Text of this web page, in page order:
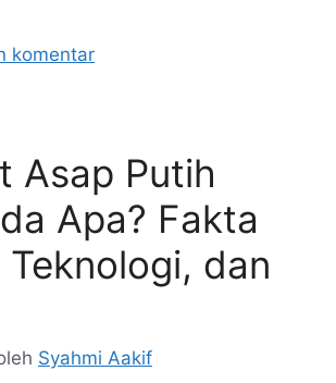
komentar
Asap Putih
Apa? Fakta
dan
Syahmi Aakif